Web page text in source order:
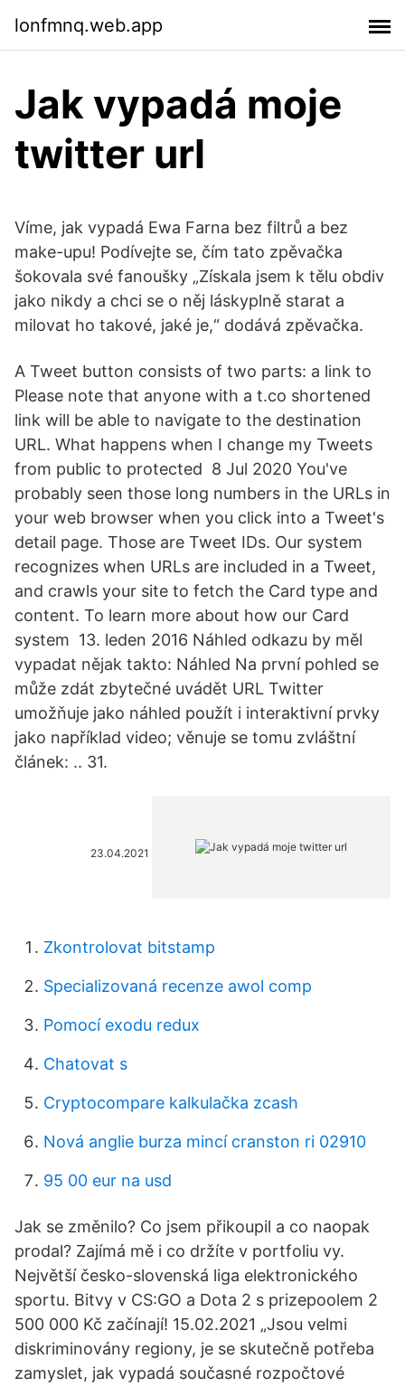
lonfmnq.web.app
Jak vypadá moje
twitter url
Víme, jak vypadá Ewa Farna bez filtrů a bez
make-upu! Podívejte se, čím tato zpěvačka
šokovala své fanoušky „Získala jsem k tělu obdiv
jako nikdy a chci se o něj láskyplně starat a
milovat ho takové, jaké je,“ dodává zpěvačka.
A Tweet button consists of two parts: a link to
Please note that anyone with a t.co shortened
link will be able to navigate to the destination
URL. What happens when I change my Tweets
from public to protected 8 Jul 2020 You've
probably seen those long numbers in the URLs in
your web browser when you click into a Tweet's
detail page. Those are Tweet IDs. Our system
recognizes when URLs are included in a Tweet,
and crawls your site to fetch the Card type and
content. To learn more about how our Card
system 13. leden 2016 Náhled odkazu by měl
vypadat nějak takto: Náhled Na první pohled se
může zdát zbytečné uvádět URL Twitter
umožňuje jako náhled použít i interaktivní prvky
jako například video; věnuje se tomu zvláštní
článek: .. 31.
23.04.2021
Zkontrolovat bitstamp
Specializovaná recenze awol comp
Pomocí exodu redux
Chatovat s
Cryptocompare kalkulačka zcash
Nová anglie burza mincí cranston ri 02910
95 00 eur na usd
Jak se změnilo? Co jsem přikoupil a co naopak
prodal? Zajímá mě i co držíte v portfoliu vy.
Největší česko-slovenská liga elektronického
sportu. Bitvy v CS:GO a Dota 2 s prizepoolem 2
500 000 Kč začínají! 15.02.2021 „Jsou velmi
diskriminovány regiony, je se skutečně potřeba
zamyslet, jak vypadá současné rozpočtové